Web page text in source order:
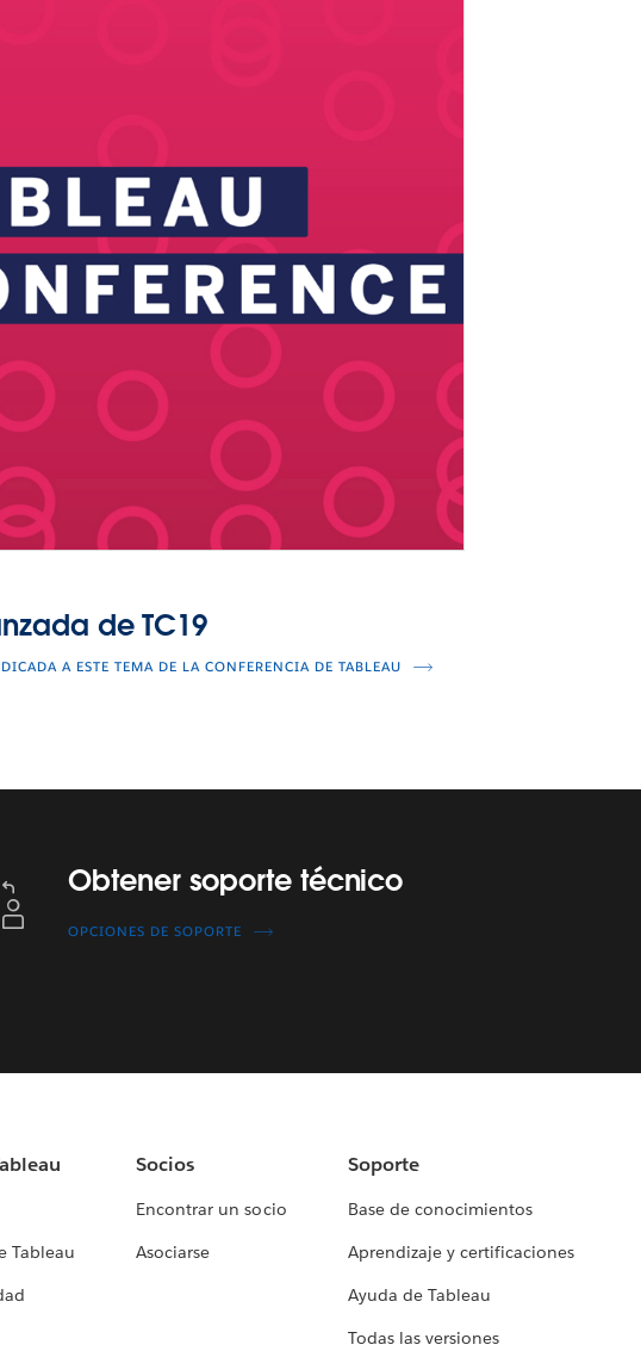
de TC19
A ESTE TEMA DE LA CONFERENCIA DE TABLEAU
Obtener soporte técnico
Obtener soporte técnico
OPCIONES DE SOPORTE
Tableau
Socios
Encontrar un socio
Asociarse
Soporte
Base de conocimientos
Aprendizaje y certificaciones
Ayuda de Tableau
Todas las versiones